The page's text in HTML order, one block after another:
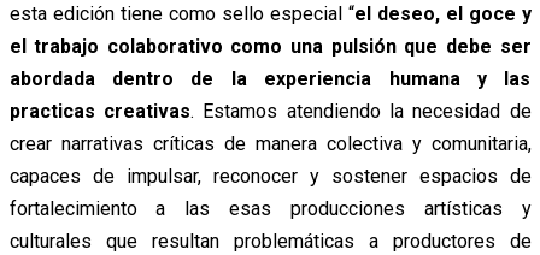
esta edición tiene como sello especial “el deseo, el goce y
el trabajo colaborativo como una pulsión que debe ser
abordada dentro de la experiencia humana y las
practicas creativas. Estamos atendiendo la necesidad de
crear narrativas críticas de manera colectiva y comunitaria,
capaces de impulsar, reconocer y sostener espacios de
fortalecimiento a las esas producciones artísticas y
culturales que resultan problemáticas a productores de